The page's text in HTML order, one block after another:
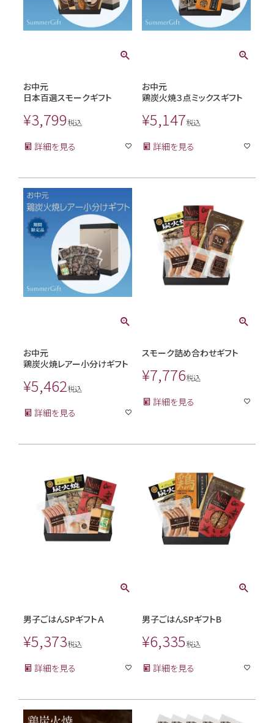
お中元
日本百選スモークギフト
¥3,799税込
詳細を見る
お中元
鶏炭火焼３点ミックスギフト
¥5,147税込
詳細を見る
お中元
鶏炭火焼レアー小分けギフト
¥5,462税込
詳細を見る
スモーク詰め合わせギフト
¥7,776税込
詳細を見る
男子ごはんSPギフトＡ
¥5,373税込
詳細を見る
男子ごはんSPギフトB
¥6,335税込
詳細を見る